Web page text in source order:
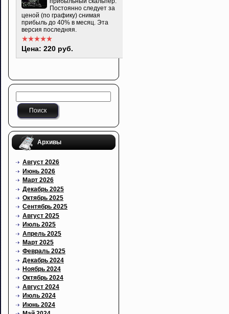
Постоянно следует за
ценой (по графику) снимая
прибыль до 40% в месяц. Эта
версия последняя.
Цена: 220 руб.
Архивы
Август 2026
Июнь 2026
Март 2026
Декабрь 2025
Октябрь 2025
Сентябрь 2025
Август 2025
Июль 2025
Апрель 2025
Март 2025
Февраль 2025
Декабрь 2024
Ноябрь 2024
Октябрь 2024
Август 2024
Июль 2024
Июнь 2024